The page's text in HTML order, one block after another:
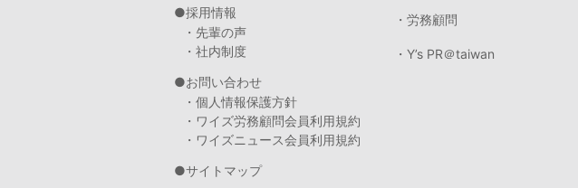
採用情報
・先輩の声
・社内制度
お問い合わせ
・個人情報保護方針
・ワイズ労務顧問会員利用規約
・ワイズニュース会員利用規約
サイトマップ
・労務顧問
・Y’s PR＠taiwan